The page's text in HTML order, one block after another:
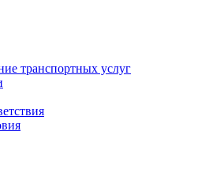
транспортных услуг